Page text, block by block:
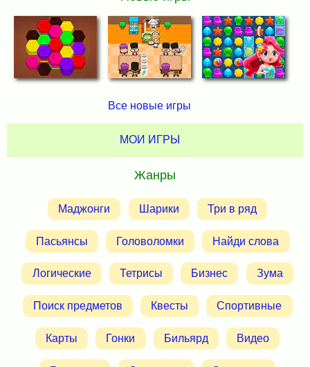
Все новые игры
МОИ ИГРЫ
Жанры
Маджонги Шарики Три в ряд
Пасьянсы Головоломки Найди слова
Логические Тетрисы Бизнес Зума
Поиск предметов Квесты Спортивные
Карты Гонки Бильярд Видео